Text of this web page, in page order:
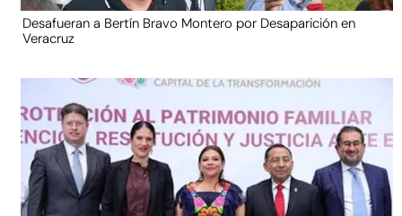
Desafueran a Bertín Bravo Montero por Desaparición en
Veracruz